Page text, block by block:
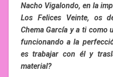
Nacho Vigalondo, en la
Los Felices Veinte, os
Chema García y a ti como
funcionando a la
es trabajar con él y
material?